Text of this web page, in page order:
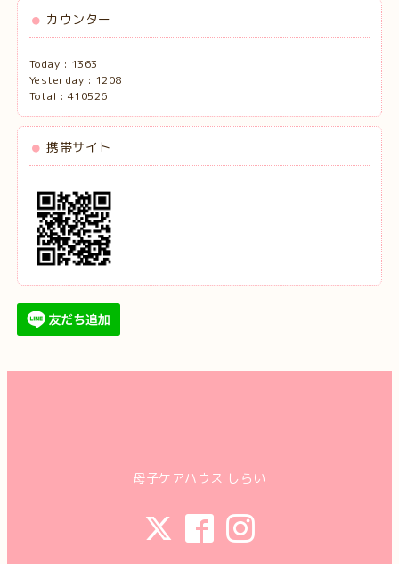
カウンター
Today : 1363
Yesterday : 1208
Total : 410526
携帯サイト
母子ケアハウス しらい